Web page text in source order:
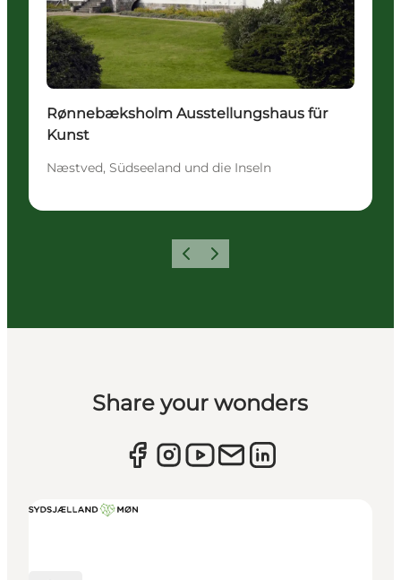
Rønnebæksholm Ausstellungshaus für
Kunst
Næstved, Südseeland und die Inseln
ZurückWeiter
Share your wonders